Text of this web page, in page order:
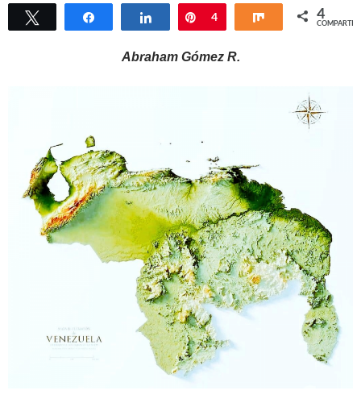
Twittear Compartir CompartirPin
4 Compartir
4
COMPARTIR
Abraham Gómez R.